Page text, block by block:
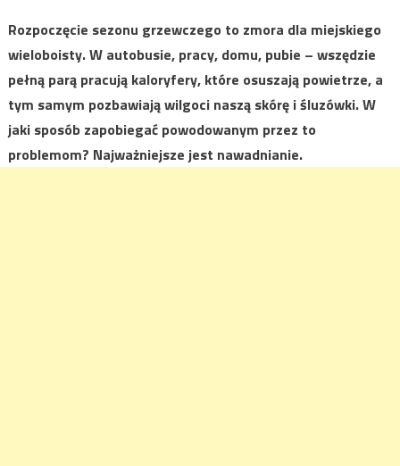
Rozpoczęcie sezonu grzewczego to zmora dla miejskiego
wieloboisty. W autobusie, pracy, domu, pubie – wszędzie
pełną parą pracują kaloryfery, które osuszają powietrze, a
tym samym pozbawiają wilgoci naszą skórę i śluzówki. W
jaki sposób zapobiegać powodowanym przez to
problemom? Najważniejsze jest nawadnianie.